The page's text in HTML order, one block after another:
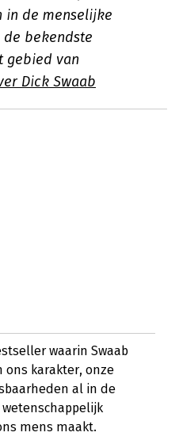
in de menselijke
de bekendste
gebied van
Dick Swaab
waarin Swaab
ons karakter, onze
al in de
mens maakt.